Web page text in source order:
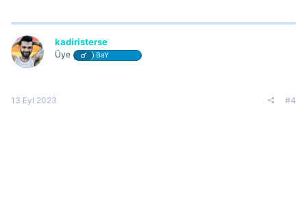
kadiristerse
Üye BaY
13 Eyl 2023 #4